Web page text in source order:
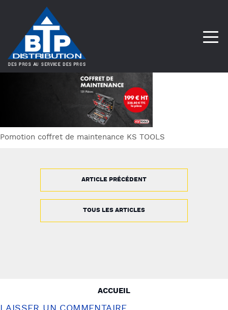
Pomotion coffret de maintenance KS TOOLS
ARTICLE PRÉCÉDENT
TOUS LES ARTICLES
ACCUEIL